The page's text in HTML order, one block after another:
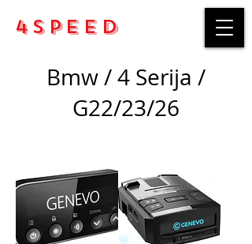
4Speed
Bmw / 4 Serija /
G22/23/26